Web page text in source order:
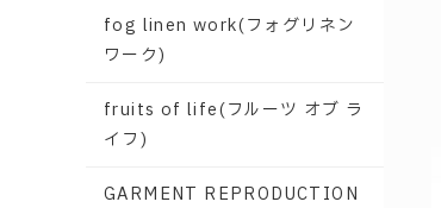
fog linen work(フォグリネン
ワーク)
fruits of life(フルーツ オブ ラ
イフ)
GARMENT REPRODUCTION